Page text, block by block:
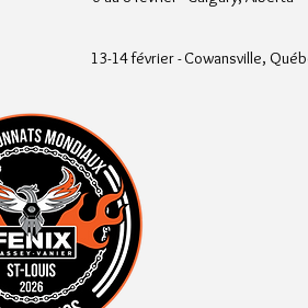
13-14 février - Cowansville,